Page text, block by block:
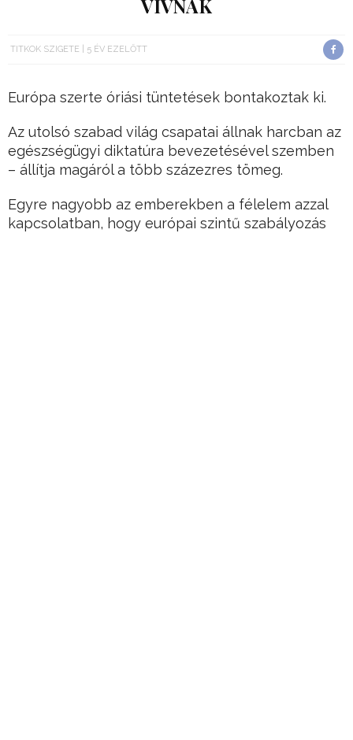
VÍVNAK
TITKOK SZIGETE 5 ÉV EZELŐTT
Európa szerte óriási tüntetések bontakoztak ki.
Az utolsó szabad világ csapatai állnak harcban az
egészségügyi diktatúra bevezetésével szemben
– állítja magáról a több százezres tömeg.
Egyre nagyobb az emberekben a félelem azzal
kapcsolatban, hogy európai szintű szabályozás